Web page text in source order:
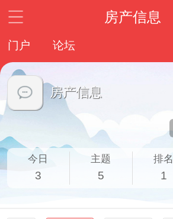
房产信息
门户 论坛
房产信息
今日
3
主题
5
排名
1